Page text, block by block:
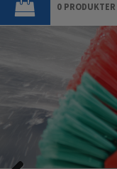
0 PRODUKTER